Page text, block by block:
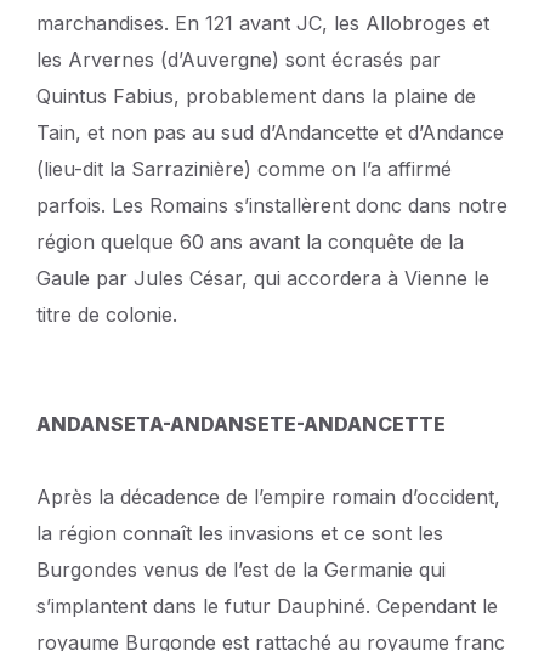
marchandises. En 121 avant JC, les Allobroges et
les Arvernes (d’Auvergne) sont écrasés par
Quintus Fabius, probablement dans la plaine de
Tain, et non pas au sud d’Andancette et d’Andance
(lieu-dit la Sarrazinière) comme on l’a affirmé
parfois. Les Romains s’installèrent donc dans notre
région quelque 60 ans avant la conquête de la
Gaule par Jules César, qui accordera à Vienne le
titre de colonie.
ANDANSETA-ANDANSETE-ANDANCETTE
Après la décadence de l’empire romain d’occident,
la région connaît les invasions et ce sont les
Burgondes venus de l’est de la Germanie qui
s’implantent dans le futur Dauphiné. Cependant le
royaume Burgonde est rattaché au royaume franc